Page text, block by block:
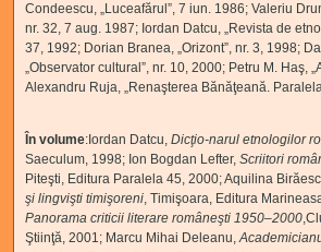
Condeescu, „Luceafărul”, 7 iun. 1986; Valeriu
nr. 32, 7 aug. 1987; Iordan Datcu, „Revista de
37, 1992; Dorian Branea, „Orizont”, nr. 3, 1998;
„Observator cultural”, nr. 10, 2000; Petru M. Haş,
Alexandru Ruja, „Renaşterea Bănăţeană.
În volume:Iordan Datcu, Dicţio-narul etnologilor
Saeculum, 1998; Ion Bogdan Lefter, Scriitori
Piteşti, Editura Paralela 45, 2000; Aquilina
şi lingvişti timişoreni, Timişoara, Editura
Panorama criticii literare româneşti 1950–2000
Ştiinţă, 2001; Marcu Mihai Deleanu,